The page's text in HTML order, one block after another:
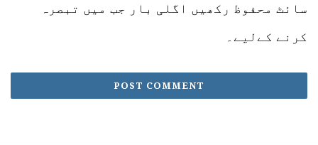
سائٹ محفوظ رکھیں اگلی بار جب میں تبصرہ
کرنے کےلیے۔